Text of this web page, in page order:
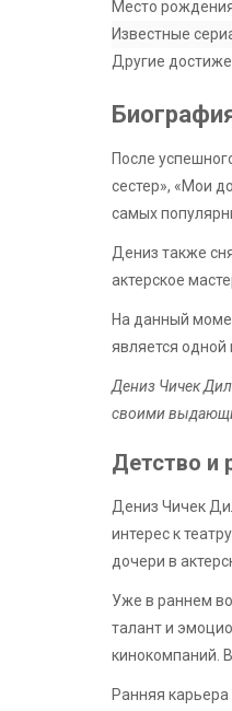
Место
Известные
Другие
После
сестер», «Мои
самых
Дениз также
актерское
На данный
является
Дениз Чичек
своими
Детство и
Дениз Чичек
интерес к
дочери в
Уже в раннем
талант и
кинокомпаний.
Ранняя